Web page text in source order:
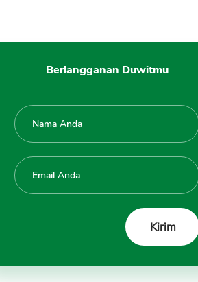
8. Hitung Plafon Pinjaman Akan
9. Tentukan Tenor Pinjam Uang
10. Lakukan Simulasi Kredit dan
Cek Tabel Cicilan Pinjaman
11. Hitung Berapa Kemampuan
Pembayaran
12. Mempersiapkan Jaminan
13. Ajukan Pinjaman Uang ke
14. Siap Verifikasi Bank
Berlangganan Duwitmu